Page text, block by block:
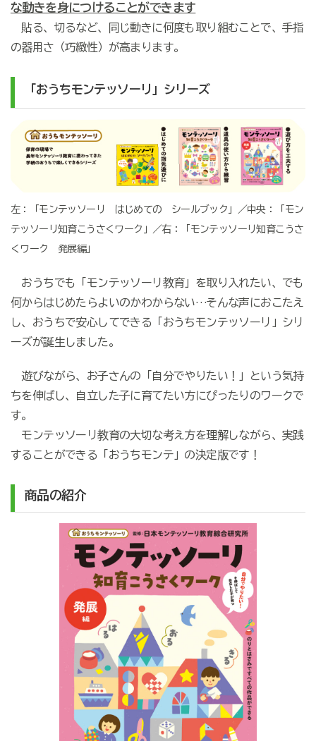
な動きを身につけることができます
貼る、切るなど、同じ動きに何度も取り組むことで、手指
の器用さ（巧緻性）が高まります。
「おうちモンテッソーリ」シリーズ
左：「モンテッソーリ はじめての シールブック」／中央：「モン
テッソーリ知育こうさくワーク」／右：「モンテッソーリ知育こうさ
くワーク 発展編」
おうちでも「モンテッソーリ教育」を取り入れたい、でも
何からはじめたらよいのかわからない…そんな声におこたえ
し、おうちで安心してできる「おうちモンテッソーリ」シリ
ーズが誕生しました。
遊びながら、お子さんの「自分でやりたい！」という気持
ちを伸ばし、自立した子に育てたい方にぴったりのワークで
す。
モンテッソーリ教育の大切な考え方を理解しながら、実践
することができる「おうちモンテ」の決定版です！
商品の紹介